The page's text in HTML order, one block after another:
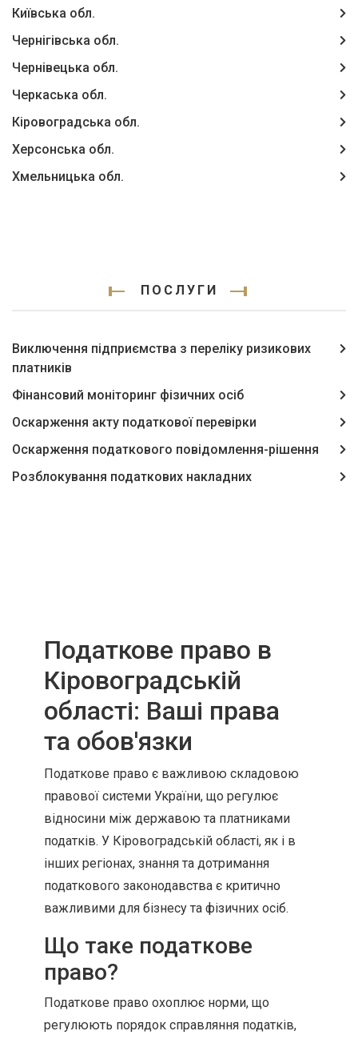
Київська обл.
Чернігівська обл.
Чернівецька обл.
Черкаська обл.
Кіровоградська обл.
Херсонська обл.
Хмельницька обл.
ПОСЛУГИ
Виключення підприємства з переліку ризикових
платників
Фінансовий моніторинг фізичних осіб
Оскарження акту податкової перевірки
Оскарження податкового повідомлення-рішення
Розблокування податкових накладних
Податкове право в
Кіровоградській
області: Ваші права
та обов'язки
Податкове право є важливою складовою
правової системи України, що регулює
відносини між державою та платниками
податків. У Кіровоградській області, як і в
інших регіонах, знання та дотримання
податкового законодавства є критично
важливими для бізнесу та фізичних осіб.
Що таке податкове
право?
Податкове право охоплює норми, що
регулюють порядок справляння податків,